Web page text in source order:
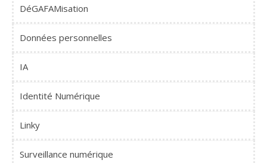
DéGAFAMisation
Données personnelles
IA
Identité Numérique
Linky
Surveillance numérique